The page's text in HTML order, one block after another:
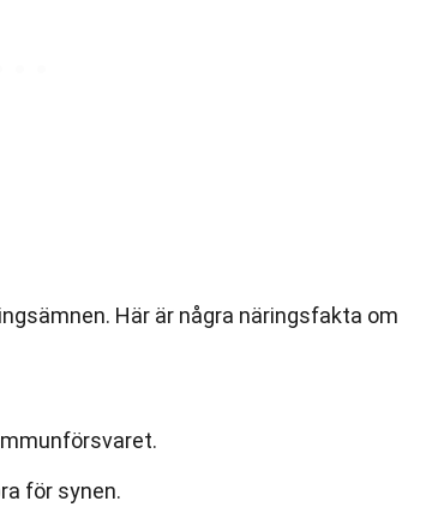
Här är några näringsfakta om
för synen.